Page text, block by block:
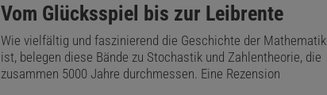
:
Vom Glücksspiel bis zur Leibrente
Wie vielfältig und faszinierend die Geschichte der Mathematik
ist, belegen diese Bände zu Stochastik und Zahlentheorie, die
zusammen 5000 Jahre durchmessen. Eine Rezension